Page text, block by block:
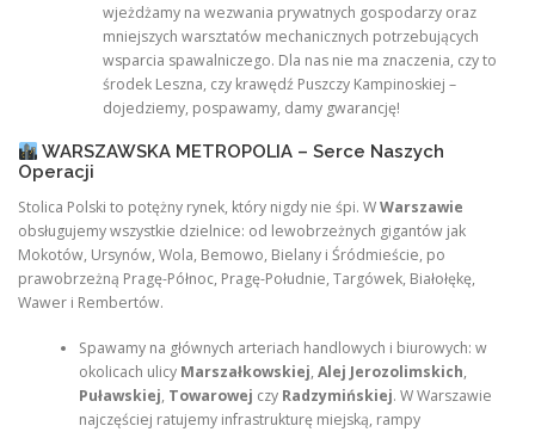
wjeżdżamy na wezwania prywatnych gospodarzy oraz
mniejszych warsztatów mechanicznych potrzebujących
wsparcia spawalniczego. Dla nas nie ma znaczenia, czy to
środek Leszna, czy krawędź Puszczy Kampinoskiej –
dojedziemy, pospawamy, damy gwarancję!
WARSZAWSKA METROPOLIA – Serce Naszych
Operacji
Stolica Polski to potężny rynek, który nigdy nie śpi. WWarszawie
obsługujemy wszystkie dzielnice: od lewobrzeżnych gigantów jak
Mokotów, Ursynów, Wola, Bemowo, Bielany i Śródmieście, po
prawobrzeżną Pragę-Północ, Pragę-Południe, Targówek, Białołękę,
Wawer i Rembertów.
Spawamy na głównych arteriach handlowych i biurowych: w
okolicach ulicy Marszałkowskiej, Alej Jerozolimskich,
Puławskiej, Towarowej czy Radzymińskiej. W Warszawie
najczęściej ratujemy infrastrukturę miejską, rampy